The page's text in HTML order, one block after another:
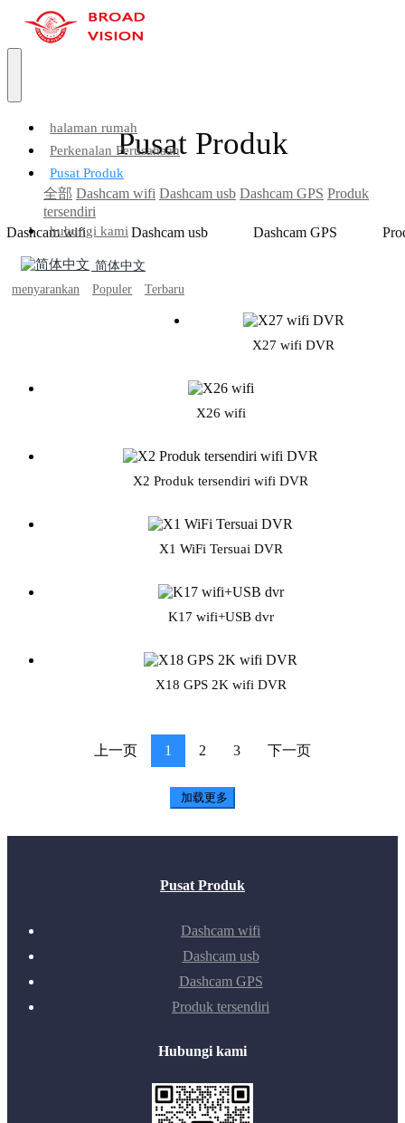
halaman rumah
Perkenalan Perusahaan
Pusat Produk
全部 Dashcam wifi Dashcam usb Dashcam GPS Produk
tersendiri
hubungi kami
简体中文
Pusat Produk
Dashcam wifi Dashcam usb Dashcam GPS
menyarankan Populer Terbaru
X27 wifi DVR
X26 wifi
X2 Produk tersendiri wifi DVR
X1 WiFi Tersuai DVR
K17 wifi+USB dvr
X18 GPS 2K wifi DVR
上一页 1 2 3 下一页
加载更多
Pusat Produk
Dashcam wifi
Dashcam usb
Dashcam GPS
Produk tersendiri
Hubungi kami